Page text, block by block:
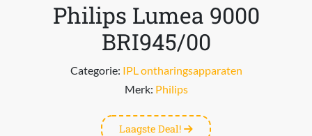
Philips Lumea 9000
BRI945/00
Categorie: IPL ontharingsapparaten
Merk: Philips
Laagste Deal!